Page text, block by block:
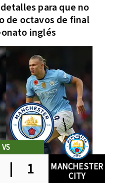
para que no
de octavos de final
inglés
VS
| 1 MANCHESTER
CITY